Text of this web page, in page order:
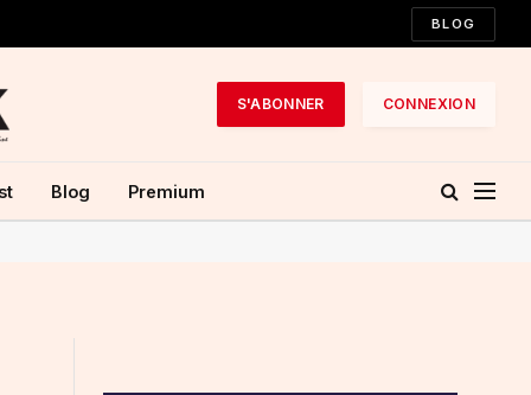
BLOG
S'ABONNER CONNEXION
Blog Premium